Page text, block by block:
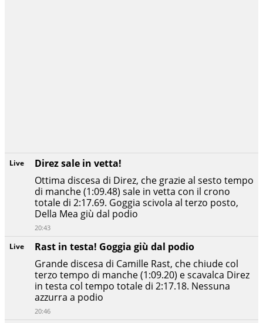
Live
Rast in testa! Goggia giù dal podio
Grande discesa di Camille Rast, che chiude col
terzo tempo di manche (1:09.20) e scavalca Direz
in testa col tempo totale di 2:17.18. Nessuna
azzurra a podio
20:46
Live
Direz sale in vetta!
Ottima discesa di Direz, che grazie al sesto tempo
di manche (1:09.48) sale in vetta con il crono
totale di 2:17.69. Goggia scivola al terzo posto,
Della Mea giù dal podio
20:43